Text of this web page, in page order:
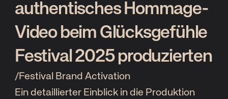
authentisches Hommage-
Video beim Glücksgefühle
Festival 2025 produzierten
/Festival Brand Activation
Ein detaillierter Einblick in die Produktion